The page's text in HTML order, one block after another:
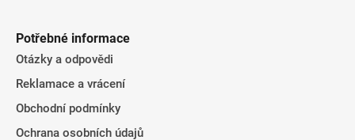
Potřebné informace
Otázky a odpovědi
Reklamace a vrácení
Obchodní podmínky
Ochrana osobních údajů